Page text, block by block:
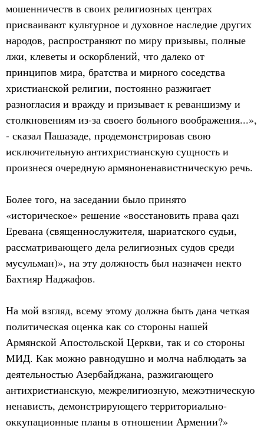
мошенничеств в своих религиозных центрах
присваивают культурное и духовное наследие других
народов, распространяют по миру призывы, полные
лжи, клеветы и оскорблений, что далеко от
принципов мира, братства и мирного соседства
христианской религии, постоянно разжигает
разногласия и вражду и призывает к реваншизму и
столкновениям из-за своего больного воображения...»,
- сказал Пашазаде, продемонстрировав свою
исключительную антихристианскую сущность и
произнеся очередную армяноненавистническую речь.
Более того, на заседании было принято
«историческое» решение «восстановить права qazı
Еревана (священнослужителя, шариатского судьи,
рассматривающего дела религиозных судов среди
мусульман)», на эту должность был назначен некто
Бахтияр Наджафов.
На мой взгляд, всему этому должна быть дана четкая
политическая оценка как со стороны нашей
Армянской Апостольской Церкви, так и со стороны
МИД. Как можно равнодушно и молча наблюдать за
деятельностью Азербайджана, разжигающего
антихристианскую, межрелигиозную, межэтническую
ненависть, демонстрирующего территориально-
оккупационные планы в отношении Армении?»